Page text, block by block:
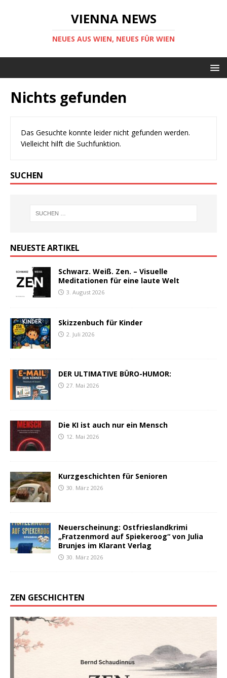
VIENNA NEWS
NEUES AUS WIEN, NEUES FÜR WIEN
Nichts gefunden
Das Gesuchte konnte leider nicht gefunden werden.
Vielleicht hilft die Suchfunktion.
SUCHEN
NEUESTE ARTIKEL
Schwarz. Weiß. Zen. – Visuelle
Meditationen für eine laute Welt
3. August 2026
Skizzenbuch für Kinder
2. Juli 2026
DER ULTIMATIVE BÜRO-HUMOR:
27. Mai 2026
Die KI ist auch nur ein Mensch
12. Mai 2026
Kurzgeschichten für Senioren
30. März 2026
Neuerscheinung: Ostfrieslandkrimi
„Fratzenmord auf Spiekeroog“ von Julia
Brunjes im Klarant Verlag
30. März 2026
ZEN GESCHICHTEN